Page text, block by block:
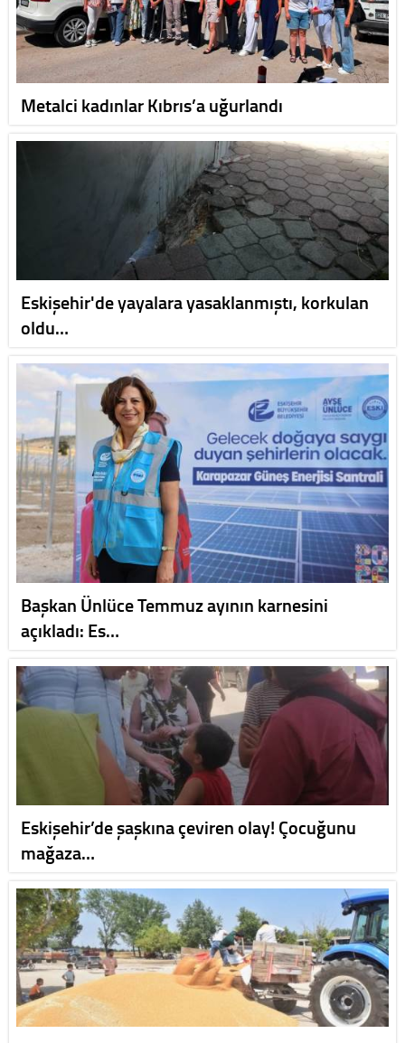
Metalci kadınlar Kıbrıs’a uğurlandı
Eskişehir'de yayalara yasaklanmıştı, korkulan
oldu…
Başkan Ünlüce Temmuz ayının karnesini
açıkladı: Es…
Eskişehir’de şaşkına çeviren olay! Çocuğunu
mağaza…